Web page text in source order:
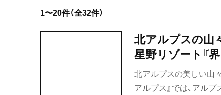
1〜20件（全32件）
北アルプスの山
星野リゾート『
北アルプスの美しい山
アルプス』では、アル